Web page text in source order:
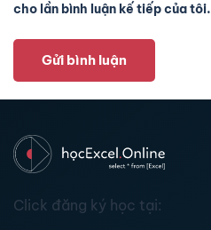
cho lần bình luận kế tiếp của tôi.
Gửi bình luận
Click đăng ký học tại: